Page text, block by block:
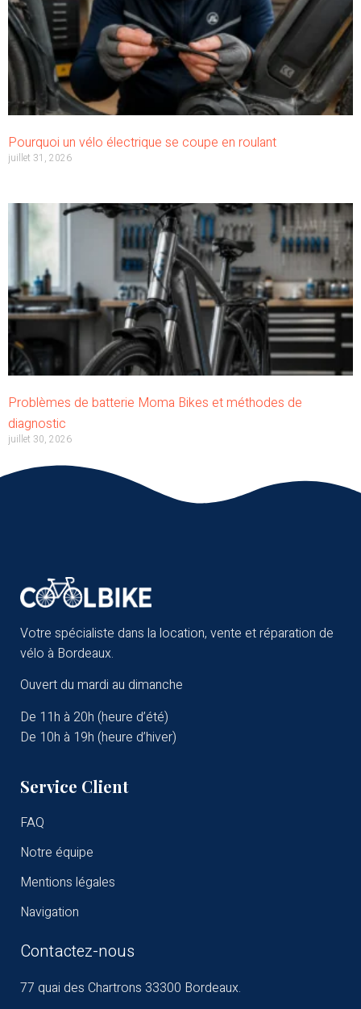
Pourquoi un vélo électrique se coupe en roulant
juillet 31, 2026
Problèmes de batterie Moma Bikes et méthodes de
diagnostic
juillet 30, 2026
Votre spécialiste dans la location, vente et réparation de
vélo à Bordeaux.
Ouvert du mardi au dimanche
De 11h à 20h (heure d’été)
De 10h à 19h (heure d’hiver)
Service Client
FAQ
Notre équipe
Mentions légales
Navigation
Contactez-nous
77 quai des Chartrons 33300 Bordeaux.